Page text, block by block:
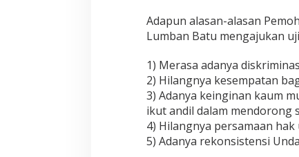
Adapun alasan-alasan
Lumban Batu mengajukan
1) Merasa adanya
2) Hilangnya kesempatan
3) Adanya keinginan kaum
ikut andil dalam mendorong
4) Hilangnya persamaan
5) Adanya rekonsistensi